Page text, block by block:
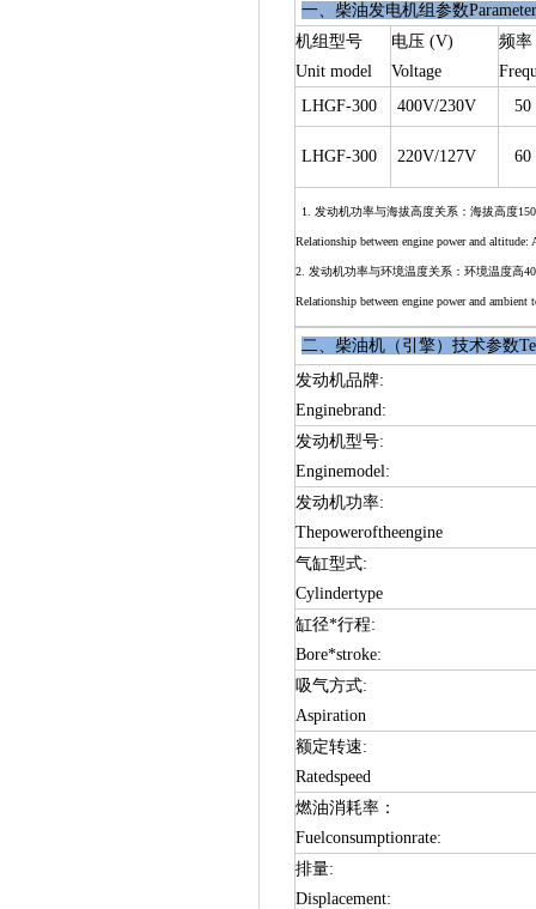
一、柴油发电机组参数
机组型号
Unit model
电压 (V)
Voltage
频率
LHGF-300
400V/230V 50
LHGF-300 220V/127V 60
1. 发动机功率与海拔高度关系：海拔高度
Relationship between engine power and altitude:
2. 发动机功率与环境温度关系：环境温度高
Relationship between engine power and ambient
二、柴油机（引擎）技术参数
发动机品牌:
Enginebrand:
发动机型号:
Enginemodel:
发动机功率:
Thepoweroftheengine
气缸型式:
Cylindertype
缸径*行程:
Bore*stroke:
吸气方式:
Aspiration
额定转速:
Ratedspeed
燃油消耗率：
Fuelconsumptionrate:
排量:
Displacement: